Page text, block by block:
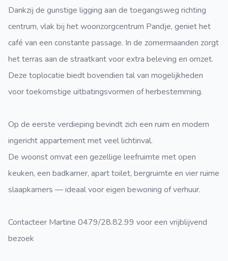
Dankzij de gunstige ligging aan de toegangsweg richting
centrum, vlak bij het woonzorgcentrum Pandje, geniet het
café van een constante passage. In de zomermaanden zorgt
het terras aan de straatkant voor extra beleving en omzet.
Deze toplocatie biedt bovendien tal van mogelijkheden
voor toekomstige uitbatingsvormen of herbestemming.
Op de eerste verdieping bevindt zich een ruim en modern
ingericht appartement met veel lichtinval.
De woonst omvat een gezellige leefruimte met open
keuken, een badkamer, apart toilet, bergruimte en vier ruime
slaapkamers — ideaal voor eigen bewoning of verhuur.
Contacteer Martine 0479/28.82.99 voor een vrijblijvend
bezoek